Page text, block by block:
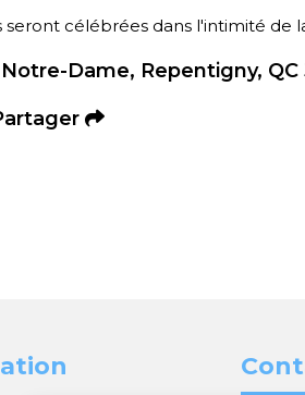
seront célébrées dans l'intimité de
Dame, Repentigny, QC